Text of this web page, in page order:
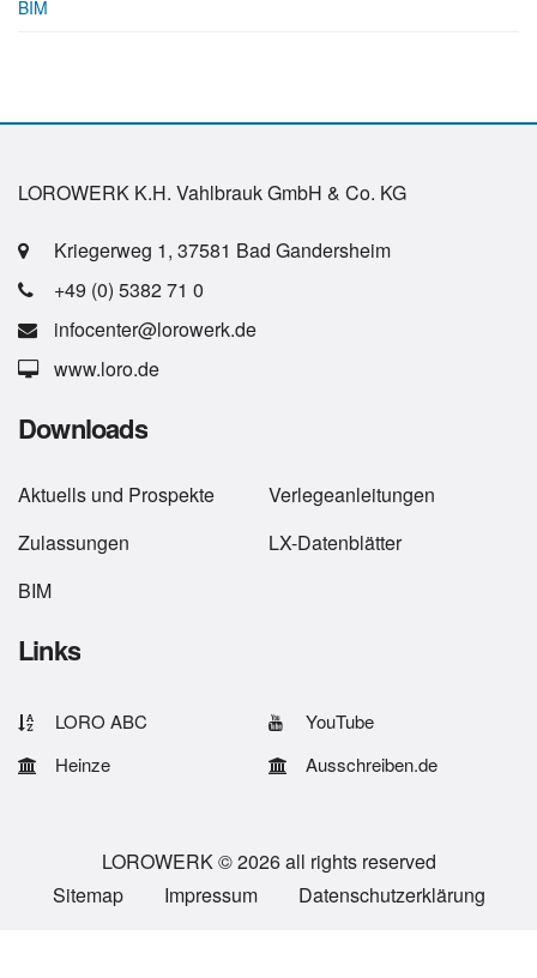
BIM
LOROWERK K.H. Vahlbrauk GmbH & Co. KG
Kriegerweg 1, 37581 Bad Gandersheim
+49 (0) 5382 71 0
infocenter@lorowerk.de
www.loro.de
Downloads
Aktuells und Prospekte
Verlegeanleitungen
Zulassungen
LX-Datenblätter
BIM
Links
LORO ABC
YouTube
Heinze
Ausschreiben.de
LOROWERK © 2026 all rights reserved
Sitemap
Impressum Datenschutzerklärung